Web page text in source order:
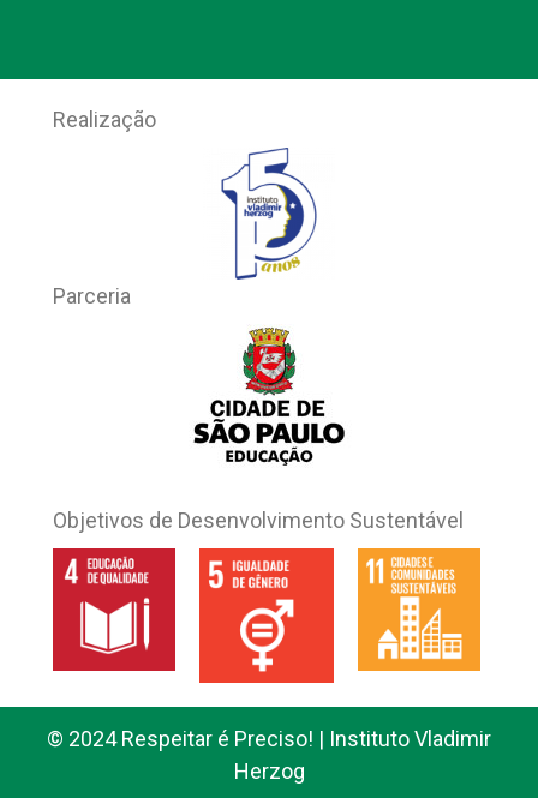
Realização
Parceria
Objetivos de Desenvolvimento Sustentável
© 2024 Respeitar é Preciso! | Instituto Vladimir
Herzog